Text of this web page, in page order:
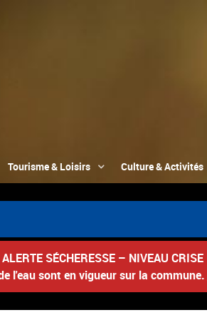
Tourisme & Loisirs Culture & Activités
ALERTE SÉCHERESSE – NIVEAU CRISE
l'eau sont en vigueur sur la commune.